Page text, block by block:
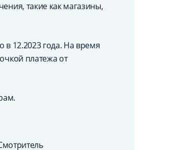
такие как магазины,
в 12.2023 года. На время
платежа от